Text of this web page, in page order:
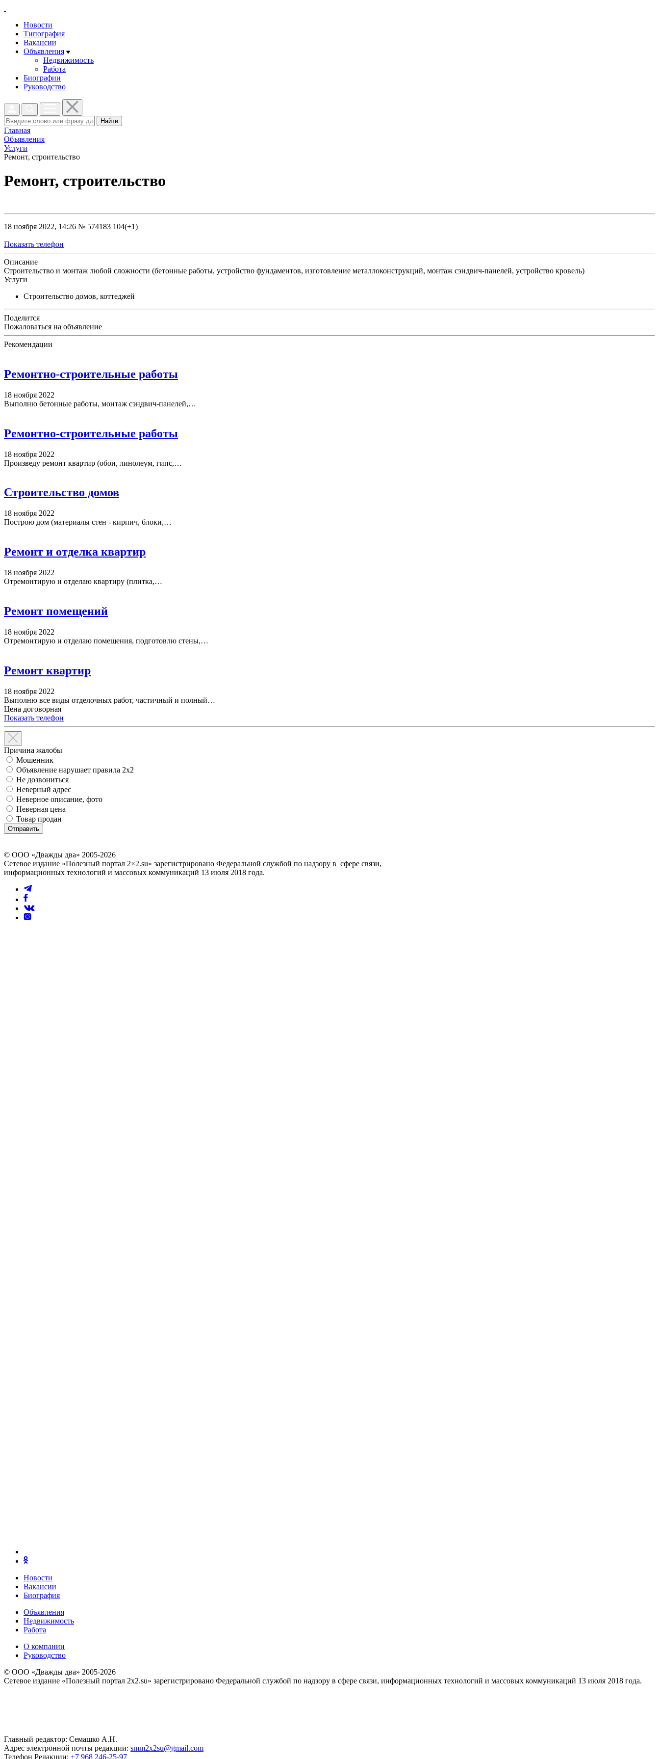
Новости
Типография
Вакансии
Объявления
Недвижимость
Работа
Биографии
Руководство
Найти
Главная
Объявления
Услуги
Ремонт, строительство
Ремонт, строительство
18 ноября 2022, 14:26 № 574183 104(+1)
Показать телефон
Описание
Строительство и монтаж любой сложности (бетонные работы, устройство фундаментов, изготовление металлоконструкций, монтаж сэндвич-панелей, устройство кровель)
Услуги
Строительство домов, коттеджей
Поделится
Пожаловаться на объявление
Рекомендации
Ремонтно-строительные работы
18 ноября 2022
Выполню бетонные работы, монтаж сэндвич-панелей,…
Ремонтно-строительные работы
18 ноября 2022
Произведу ремонт квартир (обои, линолеум, гипс,…
Строительство домов
18 ноября 2022
Построю дом (материалы стен - кирпич, блоки,…
Ремонт и отделка квартир
18 ноября 2022
Отремонтирую и отделаю квартиру (плитка,…
Ремонт помещений
18 ноября 2022
Отремонтирую и отделаю помещения, подготовлю стены,…
Ремонт квартир
18 ноября 2022
Выполню все виды отделочных работ, частичный и полный…
Цена договорная
Показать телефон
Причина жалобы
Мошенник
Объявление нарушает правила 2x2
Не дозвониться
Неверный адрес
Неверное описание, фото
Неверная цена
Товар продан
© ООО «Дважды два» 2005-2026
Сетевое издание «Полезный портал 2×2.su» зарегистрировано Федеральной службой по надзору в сфере связи,
информационных технологий и массовых коммуникаций 13 июля 2018 года.
Новости
Вакансии
Биография
Объявления
Недвижимость
Работа
О компании
Руководство
© ООО «Дважды два» 2005-2026
Сетевое издание «Полезный портал 2x2.su» зарегистрировано Федеральной службой по надзору в сфере связи, информационных технологий и массовых коммуникаций 13 июля 2018 года.
Главный редактор: Семашко А.Н.
Адрес электронной почты редакции: smm2x2su@gmail.com
Телефон Редакции: +7 968 246-25-97